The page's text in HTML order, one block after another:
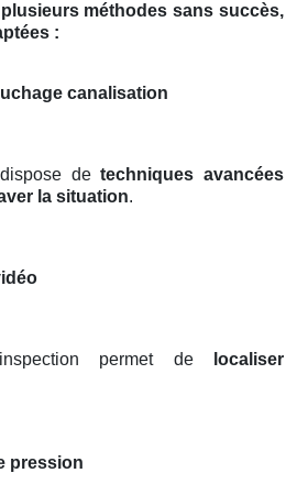
méthodes sans succès,
:
canalisation
dispose detechniques avancées
la situation.
permet de
localiser
pression